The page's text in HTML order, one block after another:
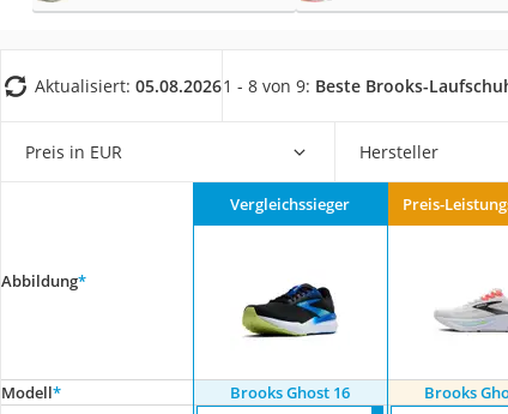
Faltschloss
Vibrationsplatte
Aktualisiert: 05.08.20261 - 8 von 9: Beste Brooks-
Preis in EUR Hersteller
Abbildung*
Vergleichssieger Preis-
Modell* Brooks Ghost 16 Brooks